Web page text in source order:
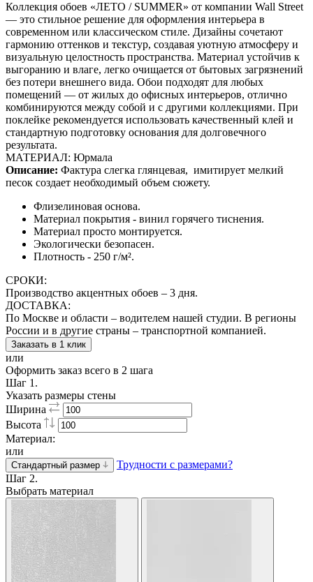
Коллекция обоев «ЛЕТО / SUMMER» от компании Wall Street
— это стильное решение для оформления интерьера в
современном или классическом стиле. Дизайны сочетают
гармонию оттенков и текстур, создавая уютную атмосферу и
визуальную целостность пространства. Материал устойчив к
выгоранию и влаге, легко очищается от бытовых загрязнений
без потери внешнего вида. Обои подходят для любых
помещений — от жилых до офисных интерьеров, отлично
комбинируются между собой и с другими коллекциями. При
поклейке рекомендуется использовать качественный клей и
стандартную подготовку основания для долговечного
результата.
МАТЕРИАЛ: Юрмала
Описание: Фактура слегка глянцевая, имитирует мелкий
песок создает необходимый объем сюжету.
Флизелиновая основа.
Материал покрытия - винил горячего тиснения.
Материал просто монтируется.
Экологически безопасен.
Плотность - 250 г/м².
СРОКИ:
Производство акцентных обоев – 3 дня.
ДОСТАВКА:
По Москве и области – водителем нашей студии. В регионы
России и в другие страны – транспортной компанией.
Заказать в 1 клик
или
Оформить заказ всего в 2 шага
Шаг 1.
Указать размеры стены
Ширина
Высота
Материал:
или
Стандартный размер
Трудности с размерами?
Шаг 2.
Выбрать материал